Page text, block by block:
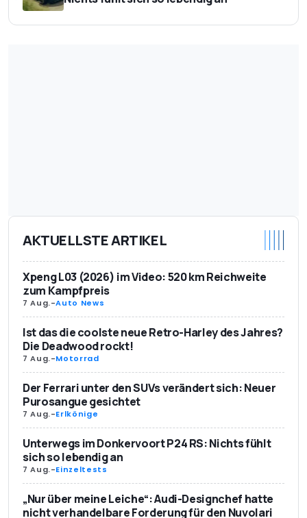
AKTUELLSTE ARTIKEL
Xpeng L03 (2026) im Video: 520 km Reichweite
zum Kampfpreis
7 Aug.-Auto News
Ist das die coolste neue Retro-Harley des Jahres?
Die Deadwood rockt!
7 Aug.-Motorrad
Der Ferrari unter den SUVs verändert sich: Neuer
Purosangue gesichtet
7 Aug.-Erlkönige
Unterwegs im Donkervoort P24 RS: Nichts fühlt
sich so lebendig an
7 Aug.-Einzeltests
„Nur über meine Leiche“: Audi-Designchef hatte
nicht verhandelbare Forderung für den Nuvolari